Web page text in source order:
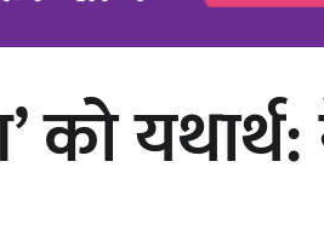
‘संवेदनाका प्रतिध्वनि’
लोकार्पण को